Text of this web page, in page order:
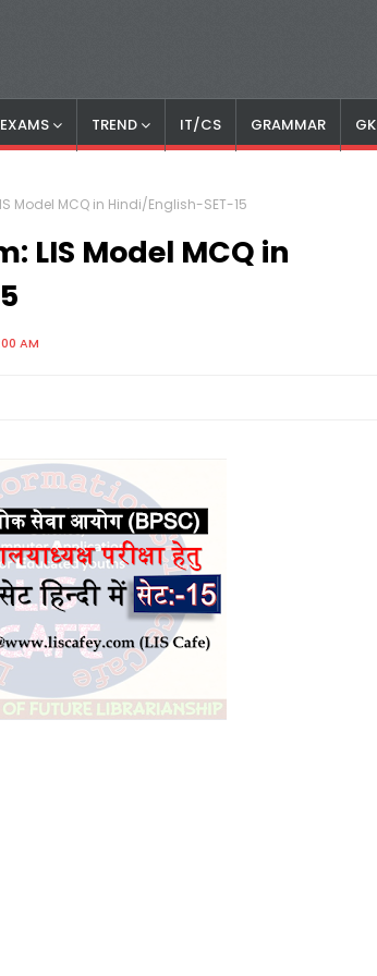
TREND IT/CS GRAMMAR GK
Model MCQ in Hindi/English-SET-15
LIS Model MCQ in
AM